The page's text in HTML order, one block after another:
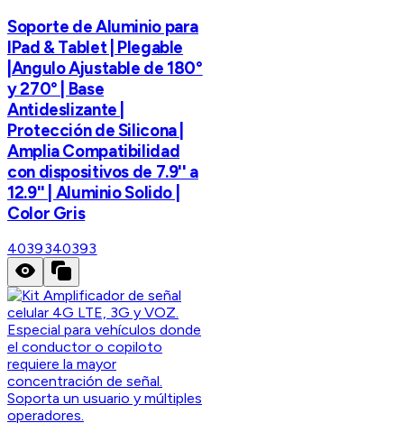
Soporte de Aluminio para
IPad & Tablet | Plegable
|Angulo Ajustable de 180°
y 270° | Base
Antideslizante |
Protección de Silicona |
Amplia Compatibilidad
con dispositivos de 7.9'' a
12.9'' | Aluminio Solido |
Color Gris
4039340393